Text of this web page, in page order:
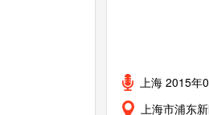
上海 2015年
上海市浦东